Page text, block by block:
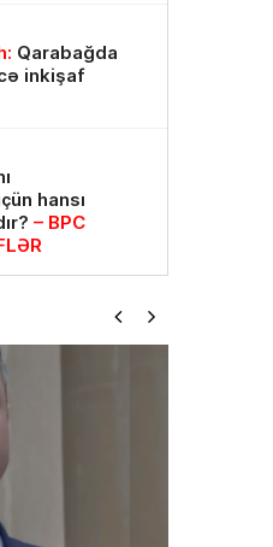
Qarabağda
inkişaf
hansı
– BPC